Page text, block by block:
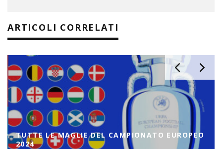
ARTICOLI CORRELATI
TUTTE LE MAGLIE DEL CAMPIONATO EUROPEO
2024